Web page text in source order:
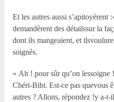
Et les autres aussi s’apitoyèrent
demandèrent des détailssur la
dont ils mangeaient, et
soignés.
« Ah ! pour sûr qu’on lessoigne
Chéri-Bibi. Est-ce pas quevous
autres ? Allons, répondez !y a-